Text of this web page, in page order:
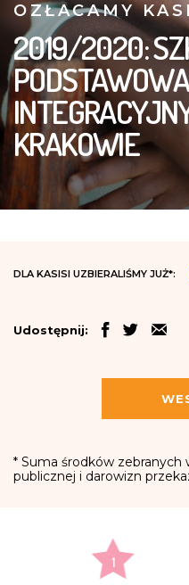
OZŁACAMY
2019/2020:
KRAKOWIE
DLA KASISI UZBIERALIŚMY JUŻ*:
Udostępnij:
* Suma środków
publicznej i darowizn
1